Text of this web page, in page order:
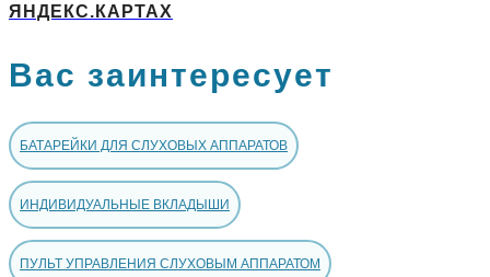
ЯНДЕКС.КАРТАХ
Вас заинтересует
БАТАРЕЙКИ ДЛЯ СЛУХОВЫХ АППАРАТОВ
ИНДИВИДУАЛЬНЫЕ ВКЛАДЫШИ
ПУЛЬТ УПРАВЛЕНИЯ СЛУХОВЫМ АППАРАТОМ